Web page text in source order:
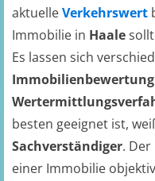
aktuelleVerkehrswert
Immobilie in Haale
Es lassen sich
Immobilienbewertung
besten geeignet ist,
Sachverständiger.
einer Immobilie